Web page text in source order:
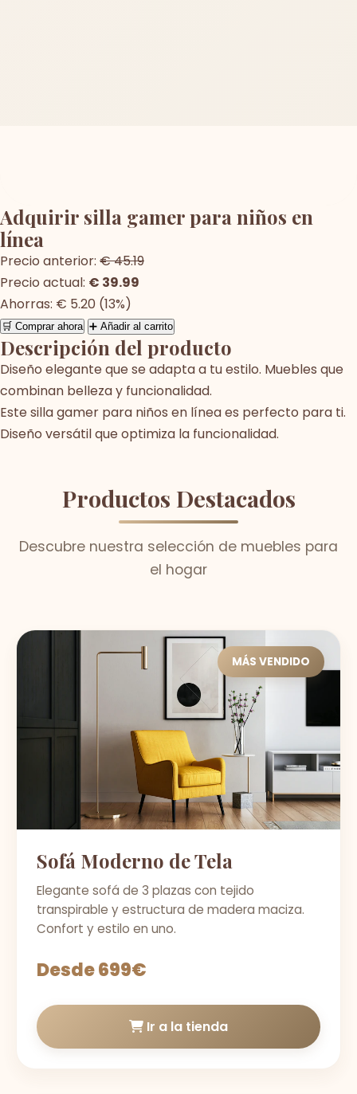
Adquirir silla gamer para niños en
línea
Precio anterior: € 45.19
Precio actual: € 39.99
Ahorras: € 5.20 (13%)
🛒 Comprar ahora ➕ Añadir al carrito
Descripción del producto
Diseño elegante que se adapta a tu estilo. Muebles que
combinan belleza y funcionalidad.
Este silla gamer para niños en línea es perfecto para ti.
Diseño versátil que optimiza la funcionalidad.
Productos Destacados
Descubre nuestra selección de muebles para
el hogar
MÁS VENDIDO
Sofá Moderno de Tela
Elegante sofá de 3 plazas con tejido
transpirable y estructura de madera maciza.
Confort y estilo en uno.
Desde 699€
Ir a la tienda